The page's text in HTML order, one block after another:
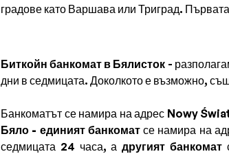
градове като Варшава или Триград.
Биткойн банкомат в Бялисток -
дни в седмицата. Доколкото е възможно,
Банкоматът се намира на адрес Nowy
Бяло - единият банкоматсе намира на
седмицата 24 часа, адругият банкомат